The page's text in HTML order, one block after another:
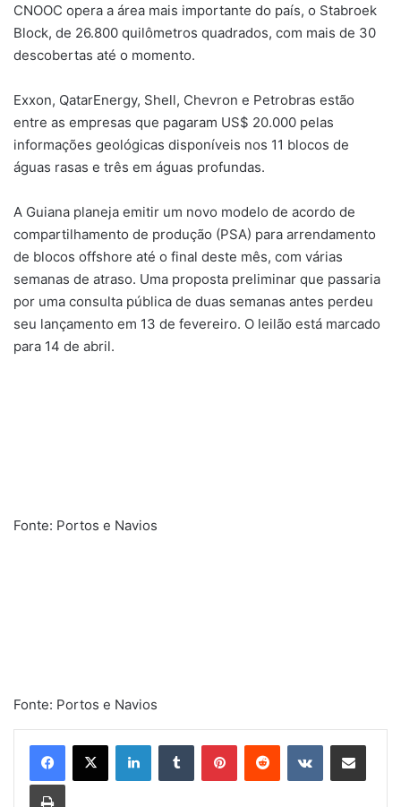
CNOOC opera a área mais importante do país, o Stabroek
Block, de 26.800 quilômetros quadrados, com mais de 30
descobertas até o momento.
Exxon, QatarEnergy, Shell, Chevron e Petrobras estão
entre as empresas que pagaram US$ 20.000 pelas
informações geológicas disponíveis nos 11 blocos de
águas rasas e três em águas profundas.
A Guiana planeja emitir um novo modelo de acordo de
compartilhamento de produção (PSA) para arrendamento
de blocos offshore até o final deste mês, com várias
semanas de atraso. Uma proposta preliminar que passaria
por uma consulta pública de duas semanas antes perdeu
seu lançamento em 13 de fevereiro. O leilão está marcado
para 14 de abril.
Fonte: Portos e Navios
Fonte: Portos e Navios
LinkedinTumblr PinterestReddit VK Compartilhar via e-mail
Imprimir